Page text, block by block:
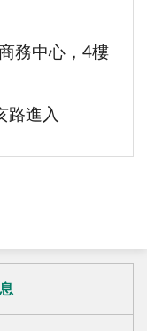
務中心，4樓
路進入